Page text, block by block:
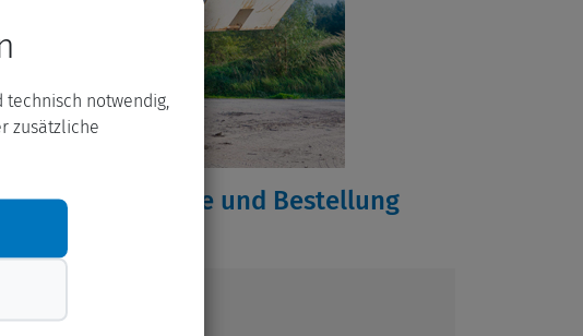
Beratung, Preise und Bestellung
technisch notwendig,
zusätzliche